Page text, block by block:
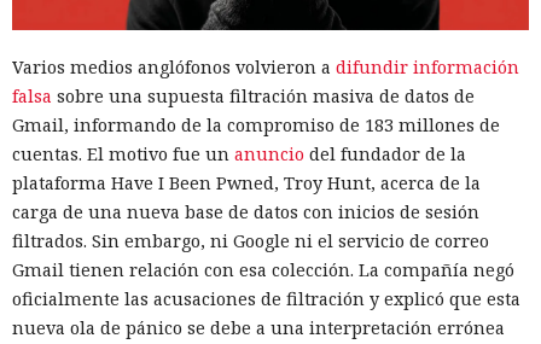
Varios medios anglófonos volvieron a difundir información
falsa sobre una supuesta filtración masiva de datos de
Gmail, informando de la compromiso de 183 millones de
cuentas. El motivo fue un anuncio del fundador de la
plataforma Have I Been Pwned, Troy Hunt, acerca de la
carga de una nueva base de datos con inicios de sesión
filtrados. Sin embargo, ni Google ni el servicio de correo
Gmail tienen relación con esa colección. La compañía negó
oficialmente las acusaciones de filtración y explicó que esta
nueva ola de pánico se debe a una interpretación errónea